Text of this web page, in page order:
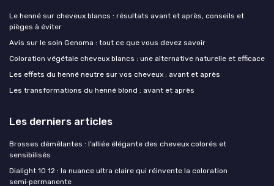
Le henné sur cheveux blancs : résultats avant et après, conseils et
pièges à éviter
Avis sur le soin Genoma : tout ce que vous devez savoir
Coloration végétale cheveux blancs : une alternative naturelle et efficace
Les effets du henné neutre sur vos cheveux : avant et après
Les transformations du henné blond : avant et après
Les derniers articles
Brosses démêlantes : l’alliée élégante des cheveux colorés et
sensibilisés
Dialight 10 12 : la nuance ultra claire qui réinvente la coloration
semi‑permanente